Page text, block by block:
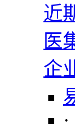
近
医
企